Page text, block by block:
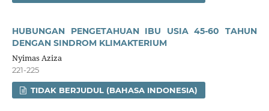
HUBUNGAN PENGETAHUAN IBU USIA 45-60 TAHUN
DENGAN SINDROM KLIMAKTERIUM
Nyimas Aziza
221-225
TIDAK BERJUDUL (BAHASA INDONESIA)